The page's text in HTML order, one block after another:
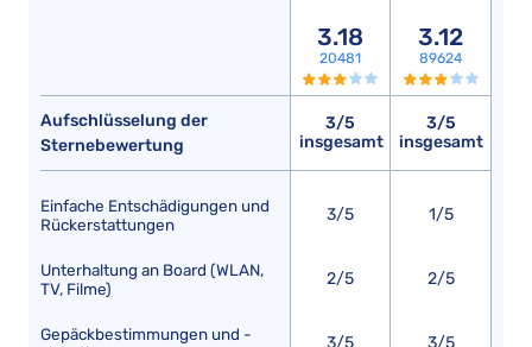
Aufschlüsselung der
Sternebewertung
Einfache Entschädigungen und
Rückerstattungen
Unterhaltung an Board (WLAN,
TV, Filme)
Gepäckbestimmungen und -
3.18
20481
3/5
insgesamt
3/5
2/5
3/5
3.12
89624
3/5
insgesamt
1/5
2/5
3/5